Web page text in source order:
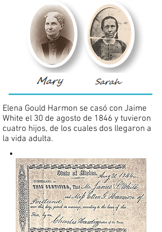
Elena Gould Harmon se casó con Jaime
White el 30 de agosto de 1846 y tuvieron
cuatro hijos, de los cuales dos llegaron a
la vida adulta.